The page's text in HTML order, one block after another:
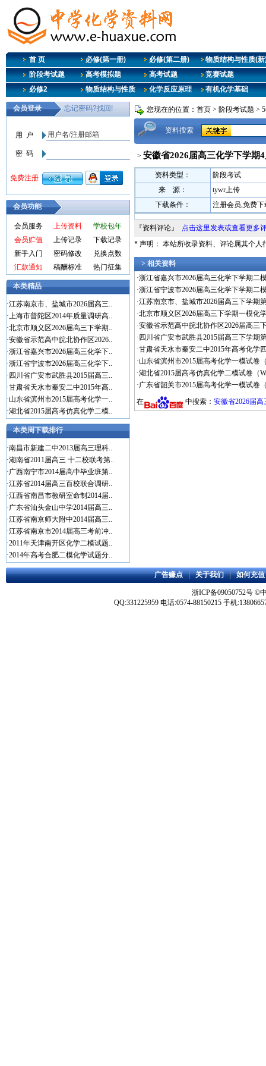
首 页 必修(第一册) 必修(第二册)
物质结构与性质(新
阶段考试题
高考模拟题 高考试题
竞赛试题
必修2
物质结构与性质 化学反应原理 有机化学基础
会员功能
会员服务 上传资料
学校包年
会员贮值
上传记录
下载记录
新手入门
密码修改
兑换点数
汇款通知
稿酬标准 热门征集
本类精品
·江苏南京市、盐城市2026届高三..
·上海市普陀区2014年质量调研高..
·北京市顺义区2026届高三下学期..
·安徽省示范高中皖北协作区2026..
·浙江省嘉兴市2026届高三化学下..
·浙江省宁波市2026届高三化学下..
· 四川省广安市武胜县2015届高三..
·甘肃省天水市秦安二中2015年高..
·山东省滨州市2015届高考化学一..
·湖北省2015届高考仿真化学二模..
本类周下载排行
·南昌市新建二中2013届高三理科..
·湖南省2011届高三 十二校联考第..
·广西南宁市2014届高中毕业班第..
·江苏省2014届高三百校联合调研..
·江西省南昌市教研室命制2014届..
·广东省汕头金山中学2014届高三..
·江苏省南京师大附中2014届高三..
·江苏省南京市2014届高三考前冲..
·2011年天津南开区化学二模试题..
·2014年高考合肥二模化学试题分..
您现在的位置： 首页 > 阶段考试题 >
资料搜索
> 安徽省2026届高三化学下学期
资料类型：
阶段考试
来 源：
tywr上传
下载条件：
注册会员,免费下
『资料评论』 点击这里发表或查看更多
* 声明： 本站所收录资料、评论属其个人
> 相关资料
·浙江省嘉兴市2026届高三化学下学期二
·浙江省宁波市2026届高三化学下学期二
·江苏南京市、盐城市2026届高三下学期
·北京市顺义区2026届高三下学期一模化
·安徽省示范高中皖北协作区2026届高三
· 四川省广安市武胜县2015届高三下学期
·甘肃省天水市秦安二中2015年高考化学
·山东省滨州市2015届高考化学一模试卷
·湖北省2015届高考仿真化学二模试卷（
·广东省韶关市2015届高考化学一模试卷
在
中搜索： 安徽省2026届
广告赚点|关于我们|如何充值
浙ICP备09050752号 ©
QQ:331225959 电话:0574-88150215 手机